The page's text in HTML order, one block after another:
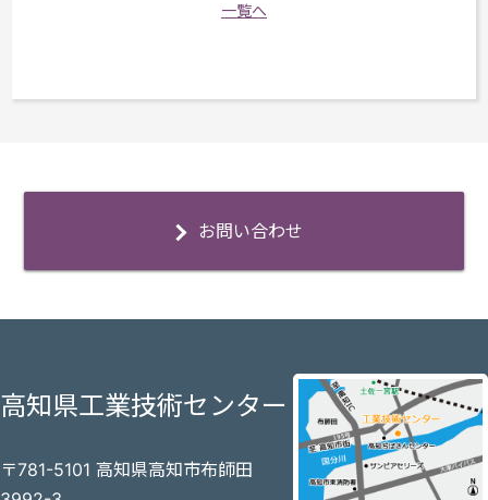
一覧へ
お問い合わせ
高知県工業技術センター
〒781-5101 高知県高知市布師田